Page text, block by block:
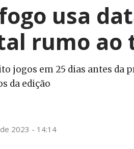
usa
rumo ao
jogos em 25 dias antes da
da edição
2023 - 14:14